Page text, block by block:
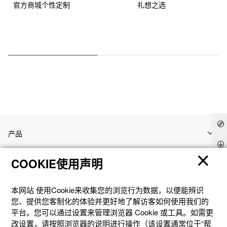
官方商城个性定制 礼想之选
产品
客户支持
资讯
COOKIE使用声明
本网站 使⽤Cookie来收集您的浏览⾏为数据，以便能辨识
您、提供您客制化的体验并更好地了解访客如何使⽤我们的
平台。您可以通过设置来管理浏览器 Cookie 或⼯具。如需更
改设置，请按照浏览器的说明进⾏操作（该设置通常位于“帮